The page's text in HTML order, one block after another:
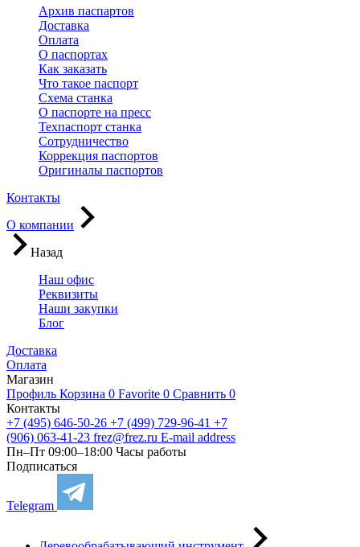
Архив паспартов
Доставка
Оплата
О паспортах
Как заказать
Что такое паспорт
Схема станка
О паспорте на пресс
Техпаспорт станка
Сотрудничество
Коррекция паспортов
Оригиналы паспортов
Контакты
О компании
Назад
Наш офис
Реквизиты
Наши закупки
Блог
Доставка
Оплата
Магазин
Профиль Корзина 0 Favorite 0 Сравнить 0
Контакты
+7 (495) 646-50-26 +7 (499) 729-96-41 +7
(906) 063-41-23 frez@frez.ru E-mail address
Пн–Пт 09:00–18:00 Часы работы
Подписаться
Telegram